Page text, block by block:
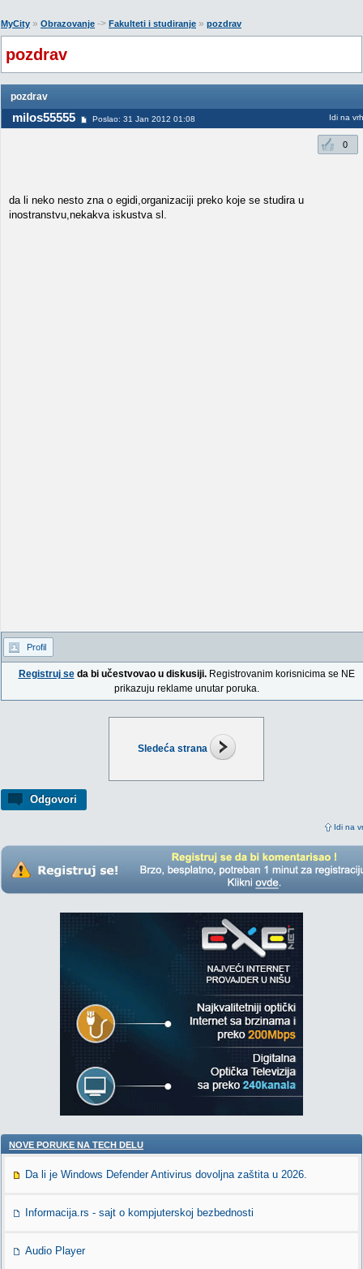
MyCity » Obrazovanje -> Fakulteti i studiranje » pozdrav
pozdrav
pozdrav
Sledeća strana
Odgovori
Idi na
milos55555 Poslao: 31 Jan 2012 01:08 Idi na vrh
0
da li neko nesto zna o egidi,organizaciji preko koje se studira u
inostranstvu,nekakva iskustva sl.
Profil
Registruj seda bi učestvovao u diskusiji.Registrovanim korisnicima se NE
prikazuju reklame unutar poruka.
NOVE PORUKE NA TECH DELU
Da li je Windows Defender Antivirus dovoljna zaštita u 2026.
Informacija.rs - sajt o kompjuterskoj bezbednosti
Audio Player